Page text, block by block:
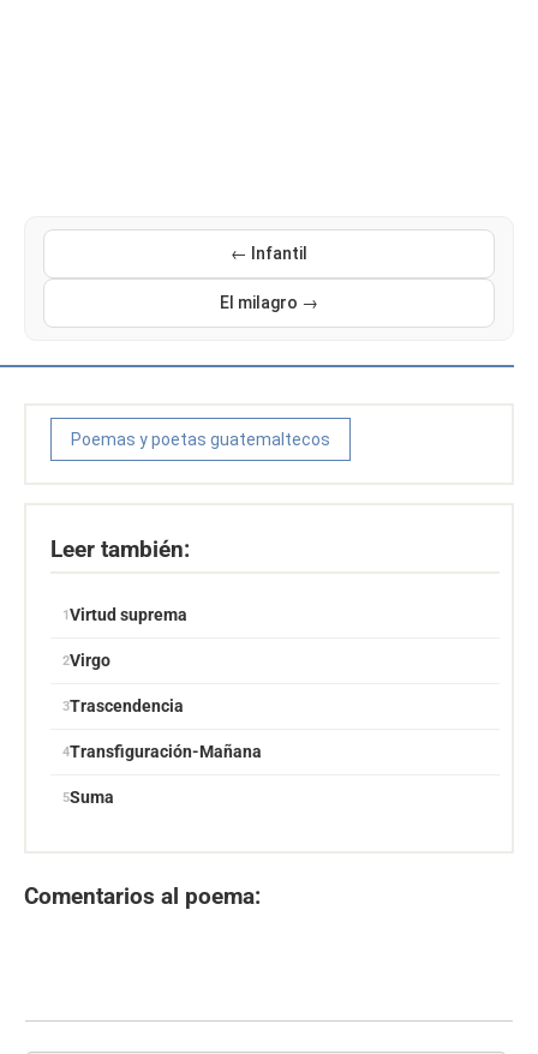
← Infantil
El milagro →
Poemas y poetas guatemaltecos
Leer también:
Virtud suprema
Virgo
Trascendencia
Transfiguración-Mañana
Suma
Comentarios al poema: